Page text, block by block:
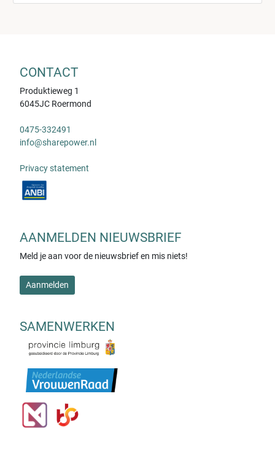
CONTACT
Produktieweg 1
6045JC Roermond
0475-332491
info@sharepower.nl
Privacy statement
AANMELDEN NIEUWSBRIEF
Meld je aan voor de nieuwsbrief en mis niets!
Aanmelden
SAMENWERKEN